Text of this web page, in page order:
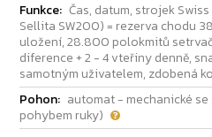
Funkce: Čas, datum, strojek
Sellita SW200) = rezerva chodu
uložení, 28.800 polokmitů
diference + 2 - 4 vteřiny denně,
samotným uživatelem, zdobená
Pohon: automat - mechanické
pohybem ruky)